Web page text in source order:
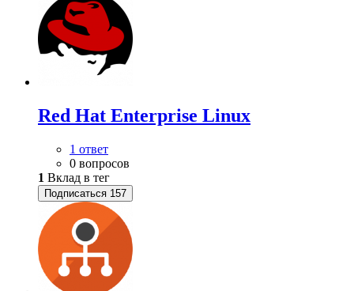
Red Hat Enterprise Linux
1 ответ
0 вопросов
1 Вклад в тег
Подписаться 157